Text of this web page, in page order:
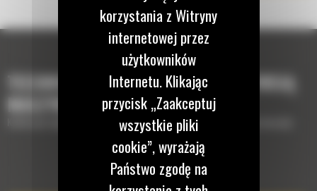
TECHNOLOGIE, KTÓRE UZUPEŁNIĄ TWOJĄ
MASZYNĘ
Krótki opis wyposażenia lub technologii potrzebnych do uzupełnienia maszyny
EQUIPMENT MANAGEMENT
korzystania z Witryny
internetowej przez
użytkowników
Internetu. Klikając
przycisk „Zaakceptuj
wszystkie pliki
cookie”, wyrażają
Państwo zgodę na